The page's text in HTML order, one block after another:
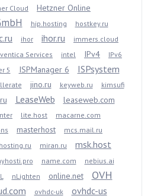
Cloud Hetzner Online
hip.hosting
hostkey.ru
ihor ihor.ru immers.cloud
Services intel IPv4 IPv6
5 ISPManager 6 ISPsystem
jino.ru keyweb.ru
kimsufi
LeaseWeb
leaseweb.com
lite.host
macarne.com
masterhost
mcs.mail.ru
miran.ru
msk.host
name.com nebius.ai
nLighten online.net OVH
ovhdc-uk ovhdc-us